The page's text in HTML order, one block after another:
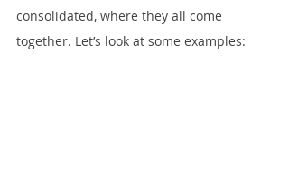
consolidated, where they all come
together. Let’s look at some examples: